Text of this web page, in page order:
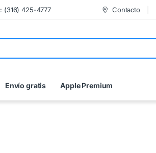
: (316) 425-4777 Contacto
Envío gratis Apple Premium